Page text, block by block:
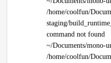
/home/coolfun/
staging/
command not found
~/Documents/mono-
/home/coolfun/